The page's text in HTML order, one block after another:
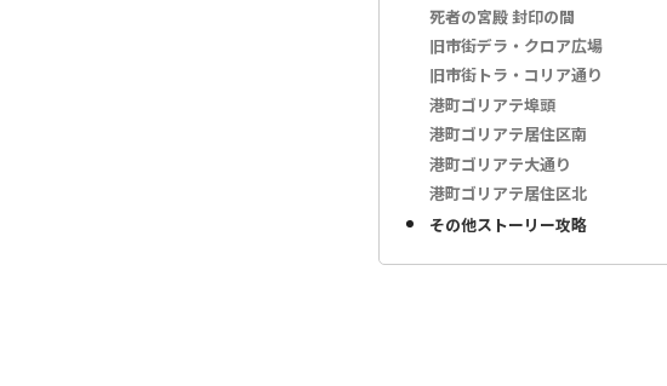
死者の宮殿 封印の間
旧市街デラ・クロア広場
旧市街トラ・コリア通り
港町ゴリアテ埠頭
港町ゴリアテ居住区南
港町ゴリアテ大通り
港町ゴリアテ居住区北
その他ストーリー攻略